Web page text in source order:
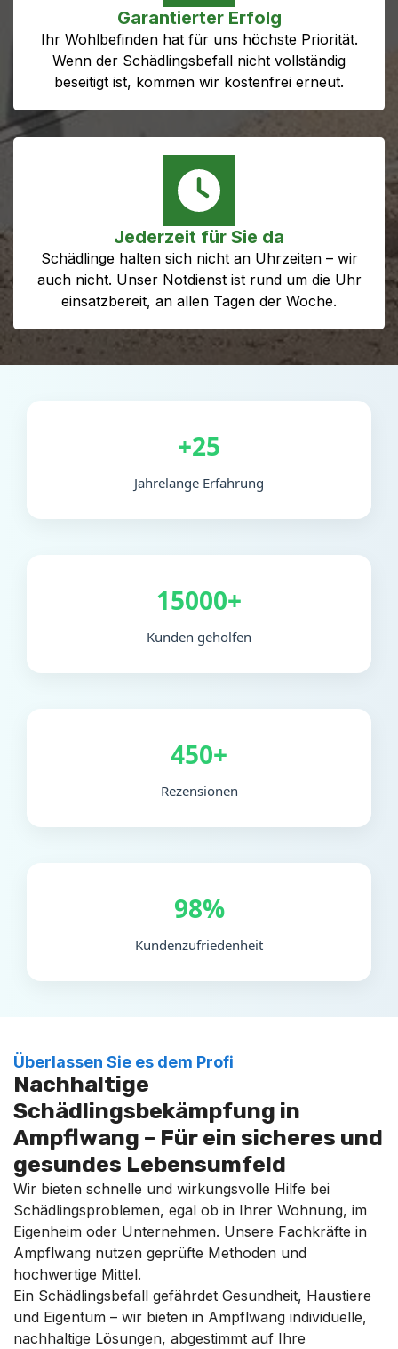
Garantierter Erfolg
Ihr Wohlbefinden hat für uns höchste Priorität.
Wenn der Schädlingsbefall nicht vollständig
beseitigt ist, kommen wir kostenfrei erneut.
Jederzeit für Sie da
Schädlinge halten sich nicht an Uhrzeiten – wir
auch nicht. Unser Notdienst ist rund um die Uhr
einsatzbereit, an allen Tagen der Woche.
+25
Jahrelange Erfahrung
15000+
Kunden geholfen
450+
Rezensionen
98%
Kundenzufriedenheit
Überlassen Sie es dem Profi
Nachhaltige
Schädlingsbekämpfung in
Ampflwang – Für ein sicheres und
gesundes Lebensumfeld
Wir bieten schnelle und wirkungsvolle Hilfe bei
Schädlingsproblemen, egal ob in Ihrer Wohnung, im
Eigenheim oder Unternehmen. Unsere Fachkräfte in
Ampflwang nutzen geprüfte Methoden und
hochwertige Mittel.
Ein Schädlingsbefall gefährdet Gesundheit, Haustiere
und Eigentum – wir bieten in Ampflwang individuelle,
nachhaltige Lösungen, abgestimmt auf Ihre